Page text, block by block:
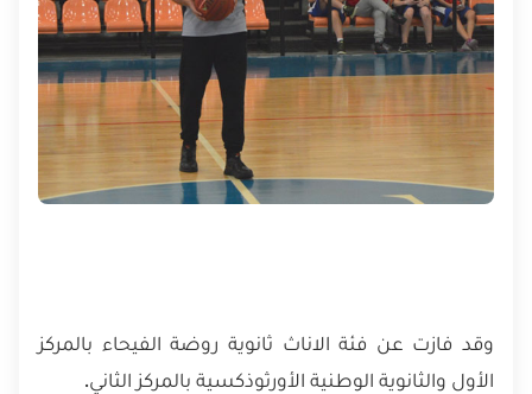
وقد فازت عن فئة الاناث ثانوية روضة الفيحاء بالمركز
الأول والثانوية الوطنية الأورثوذكسية بالمركز الثاني.